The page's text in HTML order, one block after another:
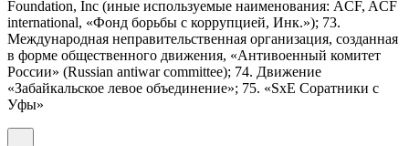
Foundation, Inc (иные используемые наименования: ACF, ACF
international, «Фонд борьбы с коррупцией, Инк.»); 73.
Международная неправительственная организация, созданная
в форме общественного движения, «Антивоенный комитет
России» (Russian antiwar committee); 74. Движение
«Забайкальское левое объединение»; 75. «SxE Соратники с
Уфы»